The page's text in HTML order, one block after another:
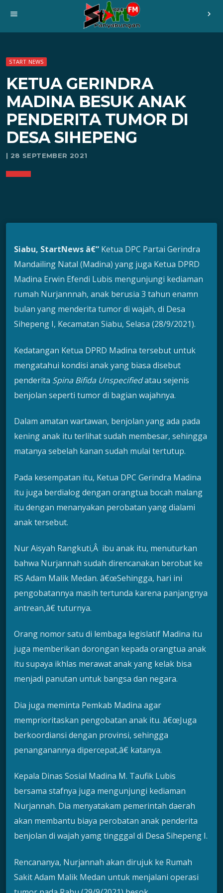
menu chevron_right
START NEWS
KETUA GERINDRA
MADINA BESUK ANAK
PENDERITA TUMOR DI
DESA SIHEPENG
| 28 SEPTEMBER 2021
Siabu, StartNews â€“ Ketua DPC Partai Gerindra
Mandailing Natal (Madina) yang juga Ketua DPRD
Madina Erwin Efendi Lubis mengunjungi kediaman
rumah Nurjannnah, anak berusia 3 tahun enamn
bulan yang menderita tumor di wajah, di Desa
Sihepeng I, Kecamatan Siabu, Selasa (28/9/2021).
Kedatangan Ketua DPRD Madina tersebut untuk
mengatahui kondisi anak yang biasa disebut
penderita Spina Bifida Unspecifiedatau sejenis
benjolan seperti tumor di bagian wajahnya.
Dalam amatan wartawan, benjolan yang ada pada
kening anak itu terlihat sudah membesar, sehingga
matanya sebelah kanan sudah mulai tertutup.
Pada kesempatan itu, Ketua DPC Gerindra Madina
itu juga berdialog dengan orangtua bocah malang
itu dengan menanyakan perobatan yang dialami
anak tersebut.
Nur Aisyah Rangkuti,Â ibu anak itu, menuturkan
bahwa Nurjannah sudah direncanakan berobat ke
RS Adam Malik Medan. â€œSehingga, hari ini
pengobatannya masih tertunda karena panjangnya
antrean,â€ tuturnya.
Orang nomor satu di lembaga legislatif Madina itu
juga memberikan dorongan kepada orangtua anak
itu supaya ikhlas merawat anak yang kelak bisa
menjadi panutan untuk bangsa dan negara.
Dia juga meminta Pemkab Madina agar
memprioritaskan pengobatan anak itu. â€œJuga
berkoordiansi dengan provinsi, sehingga
penanganannya dipercepat,â€ katanya.
Kepala Dinas Sosial Madina M. Taufik Lubis
bersama stafnya juga mengunjungi kediaman
Nurjannah. Dia menyatakam pemerintah daerah
akan membantu biaya perobatan anak penderita
benjolan di wajah yamg tingggal di Desa Sihepeng I.
Rencananya, Nurjannah akan dirujuk ke Rumah
Sakit Adam Malik Medan untuk menjalani operasi